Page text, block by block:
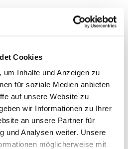
Cookies
Inhalte und Anzeigen zu
für soziale Medien anbieten
auf unsere Website zu
wir Informationen zu Ihrer
an unsere Partner für
und Analysen weiter. Unsere
möglicherweise mit
803
stellt eine Plattform für die
(OS-Plattform)
consumers/odr aufrufbar
Sie in unserem Impressum.
noch bereit, an dem
teilzunehmen.